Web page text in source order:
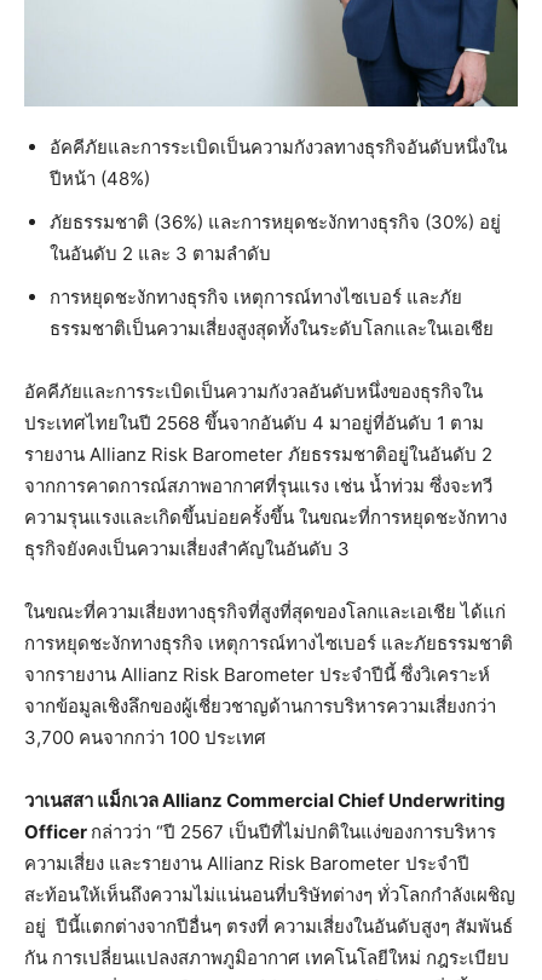
อัคคีภัยและการระเบิดเป็นความกังวลทางธุรกิจอันดับหนึ่งใน
ปีหน้า (48%)
ภัยธรรมชาติ (36%) และการหยุดชะงักทางธุรกิจ (30%) อยู่
ในอันดับ 2 และ 3 ตามลำดับ
การหยุดชะงักทางธุรกิจ เหตุการณ์ทางไซเบอร์ และภัย
ธรรมชาติเป็นความเสี่ยงสูงสุดทั้งในระดับโลกและในเอเชีย
อัคคีภัยและการระเบิดเป็นความกังวลอันดับหนึ่งของธุรกิจใน
ประเทศไทยในปี 2568 ขึ้นจากอันดับ 4 มาอยู่ที่อันดับ 1 ตาม
รายงาน Allianz Risk Barometer ภัยธรรมชาติอยู่ในอันดับ 2
จากการคาดการณ์สภาพอากาศที่รุนแรง เช่น น้ำท่วม ซึ่งจะทวี
ความรุนแรงและเกิดขึ้นบ่อยครั้งขึ้น ในขณะที่การหยุดชะงักทาง
ธุรกิจยังคงเป็นความเสี่ยงสำคัญในอันดับ 3
ในขณะที่ความเสี่ยงทางธุรกิจที่สูงที่สุดของโลกและเอเชีย ได้แก่
การหยุดชะงักทางธุรกิจ เหตุการณ์ทางไซเบอร์ และภัยธรรมชาติ
จากรายงาน Allianz Risk Barometer ประจำปีนี้ ซึ่งวิเคราะห์
จากข้อมูลเชิงลึกของผู้เชี่ยวชาญด้านการบริหารความเสี่ยงกว่า
3,700 คนจากกว่า 100 ประเทศ
วาเนสสา แม็กเวลAllianz Commercial Chief Underwriting
Officer กล่าวว่า “ปี 2567 เป็นปีที่ไม่ปกติในแง่ของการบริหาร
ความเสี่ยง และรายงาน Allianz Risk Barometer ประจำปี
สะท้อนให้เห็นถึงความไม่แน่นอนที่บริษัทต่างๆ ทั่วโลกกำลังเผชิญ
อยู่ ปีนี้แตกต่างจากปีอื่นๆ ตรงที่ ความเสี่ยงในอันดับสูงๆ สัมพันธ์
กัน การเปลี่ยนแปลงสภาพภูมิอากาศ เทคโนโลยีใหม่ กฎระเบียบ